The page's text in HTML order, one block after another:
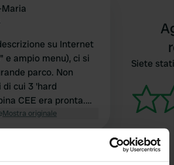
su Internet
e ampio menu), ci si
parco. Non
cui 3 'hard
CEE era pronta.
Attento alla
e all'ambiente
Mostra originale
Siete